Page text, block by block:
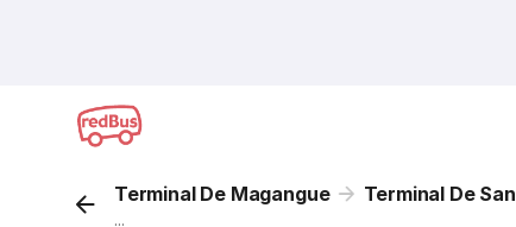
Terminal De Magangue Terminal De
...